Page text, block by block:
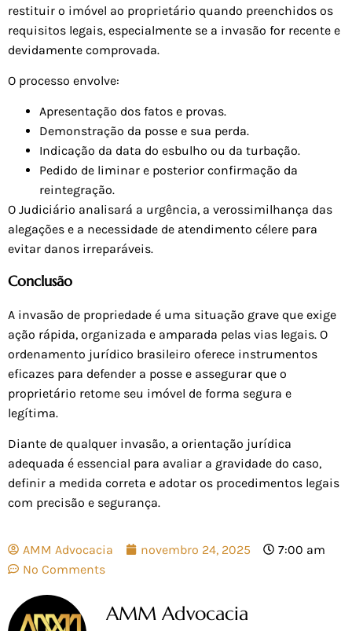
restituir o imóvel ao proprietário quando preenchidos os
requisitos legais, especialmente se a invasão for recente e
devidamente comprovada.
O processo envolve:
Apresentação dos fatos e provas.
Demonstração da posse e sua perda.
Indicação da data do esbulho ou da turbação.
Pedido de liminar e posterior confirmação da
reintegração.
O Judiciário analisará a urgência, a verossimilhança das
alegações e a necessidade de atendimento célere para
evitar danos irreparáveis.
Conclusão
A invasão de propriedade é uma situação grave que exige
ação rápida, organizada e amparada pelas vias legais. O
ordenamento jurídico brasileiro oferece instrumentos
eficazes para defender a posse e assegurar que o
proprietário retome seu imóvel de forma segura e
legítima.
Diante de qualquer invasão, a orientação jurídica
adequada é essencial para avaliar a gravidade do caso,
definir a medida correta e adotar os procedimentos legais
com precisão e segurança.
AMM Advocacia novembro 24, 2025
7:00 am
No Comments
AMM Advocacia